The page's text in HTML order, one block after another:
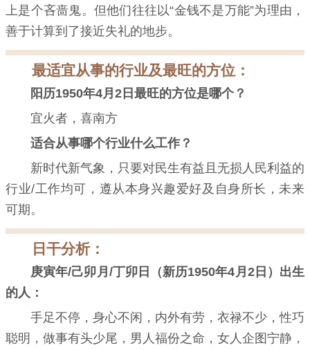
上是个吝啬鬼。但他们往往以“金钱不是万能”为理由，
善于计算到了接近失礼的地步。
最适宜从事的行业及最旺的方位：
阳历1950年4月2日最旺的方位是哪个？
宜火者，喜南方
适合从事哪个行业什么工作？
新时代新气象，只要对民生有益且无损人民利益的
行业/工作均可，遵从本身兴趣爱好及自身所长，未来
可期。
日干分析：
庚寅年/己卯月/丁卯日（新历1950年4月2日）出生
的人：
手足不停，身心不闲，内外有劳，衣禄不少，性巧
聪明，做事有头少尾，男人福份之命，女人企图宁静，